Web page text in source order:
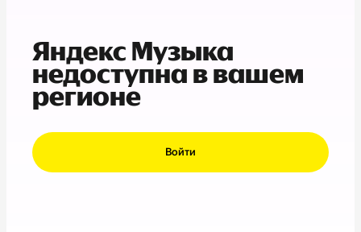
Яндекс Музыка
недоступна в вашем
регионе
Войти